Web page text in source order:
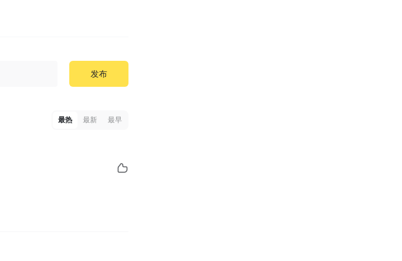
发布
最热 最新 最早